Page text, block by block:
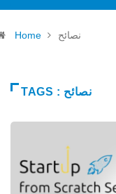
Home نصائح
TAGS : نصائح